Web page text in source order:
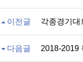
이전글 각종경기대
다음글 2018-2019